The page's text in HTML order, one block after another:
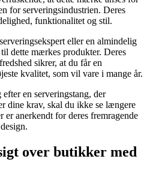
for serveringsindustrien. Deres
funktionalitet og stil.
eller en almindelig
dette mærkes produkter. Deres
sikrer, at du får en
kvalitet, som vil vare i mange år.
en serveringstang, der
dine krav, skal du ikke se længere
anerkendt for deres fremragende
over butikker med